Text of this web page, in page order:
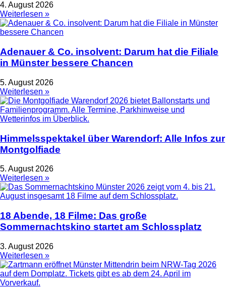
4. August 2026
Weiterlesen »
Adenauer & Co. insolvent: Darum hat die Filiale
in Münster bessere Chancen
5. August 2026
Weiterlesen »
Himmelsspektakel über Warendorf: Alle Infos zur
Montgolfiade
5. August 2026
Weiterlesen »
18 Abende, 18 Filme: Das große
Sommernachtskino startet am Schlossplatz
3. August 2026
Weiterlesen »